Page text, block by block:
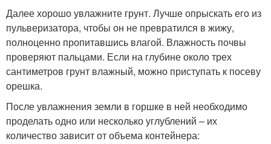
Далее хорошо увлажните грунт. Лучше опрыскать его из
пульверизатора, чтобы он не превратился в жижу,
полноценно пропитавшись влагой. Влажность почвы
проверяют пальцами. Если на глубине около трех
сантиметров грунт влажный, можно приступать к посеву
орешка.
После увлажнения земли в горшке в ней необходимо
проделать одно или несколько углублений – их
количество зависит от объема контейнера: